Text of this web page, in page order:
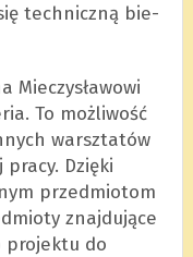
tech­niczną bie­
Mie­czy­sławowi
To moż­li­wość
warsz­ta­tów
Dzięki
przedmio­tom
znaj­du­jące
pro­jektu do